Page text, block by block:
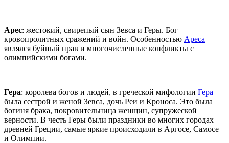
Арес: жестокий, свирепый сын Зевса и Геры. Бог
кровопролитных сражений и войн. Особенностью Ареса
являлся буйный нрав и многочисленные конфликты с
олимпийскими богами.
Гера: королева богов и людей, в греческой мифологии Гера
была сестрой и женой Зевса, дочь Реи и Кроноса. Это была
богиня брака, покровительница женщин, супружеской
верности. В честь Геры были праздники во многих городах
древней Греции, самые яркие происходили в Аргосе, Самосе
и Олимпии.